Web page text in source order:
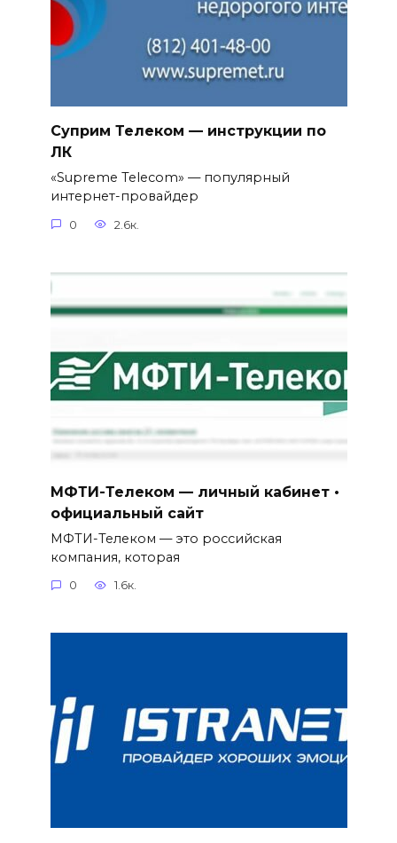
Суприм Телеком — инструкции по
ЛК
«Supreme Telecom» — популярный
интернет-провайдер
0 2.6к.
МФТИ-Телеком — личный кабинет •
официальный сайт
МФТИ-Телеком — это российская
компания, которая
0 1.6к.